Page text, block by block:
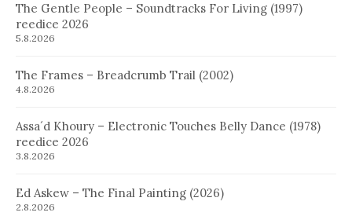
The Gentle People – Soundtracks For Living (1997)
reedice 2026
5.8.2026
The Frames – Breadcrumb Trail (2002)
4.8.2026
Assa´d Khoury – Electronic Touches Belly Dance (1978)
reedice 2026
3.8.2026
Ed Askew – The Final Painting (2026)
2.8.2026